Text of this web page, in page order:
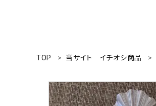
search
TOP 当サイト イチオシ商品